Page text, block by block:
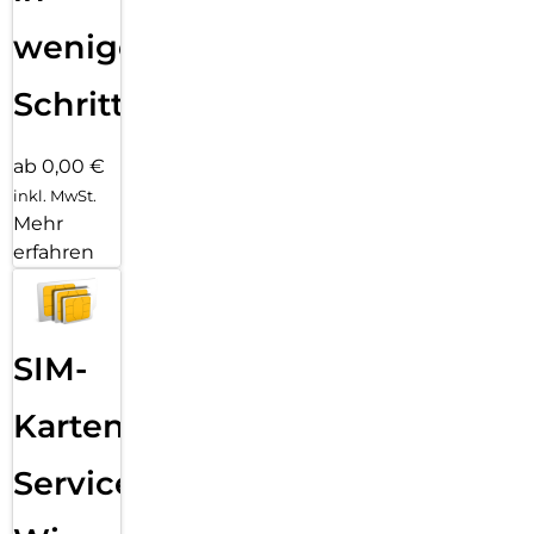
wenigen
Schritten
ab 0,00 €
inkl. MwSt.
Mehr
erfahren
SIM-
Karten
Service: